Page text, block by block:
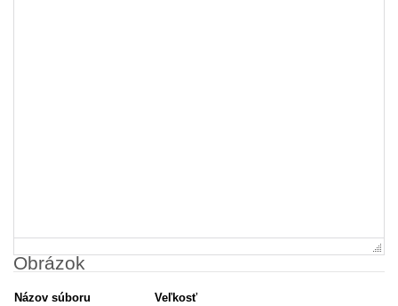
Obrázok
Názov súboru
Veľkosť